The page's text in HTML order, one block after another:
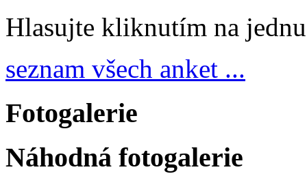
Hlasujte kliknutím na
seznam všech anket ...
Fotogalerie
Náhodná fotogalerie